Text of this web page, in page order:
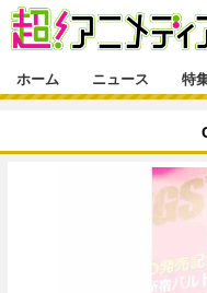
ニュース一覧
連載マンガ一覧
ホーム ニュース 特